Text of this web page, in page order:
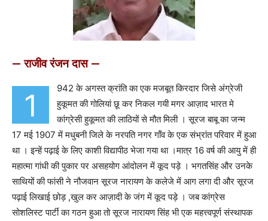
— राजीव रंजन दास —
1
942 के अगस्त क्रांति का एक मजबूत किरदार जिसे अंग्रेजी
हुकूमत की गोलियां छू कर निकल गयी मगर आज़ाद भारत मे
कांग्रेसी हुकूमत की लाठियों से मौत मिली । सूरज बाबू का जन्म
17 मई 1907 में मधुबनी जिले के नरपति नगर गॉंव के एक संभ्रांत परिवार में हुआ
था । इन्हें पढ़ाई के लिए काशी विद्यापीठ भेजा गया था ।मात्र 16 वर्ष की आयु में ही
महात्मा गांधी की पुकार पर असहयोग आंदोलन में कूद पड़े । भगतसिंह और उनके
साथियों की फांसी ने नौजवान सूरज नारायण के कलेजे में आग लगा दी और सूरज
पढ़ाई लिखाई छोड़ ,खुल कर आज़ादी के जंग में कूद पड़े । जब कांग्रेस
सोशलिस्ट पार्टी का गठन हुआ तो सूरज नारायण सिंह भी एक महत्त्वपूर्ण संस्थापक